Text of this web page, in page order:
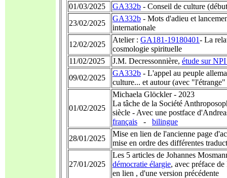
01/03/2025
GA332b - Conseil de culture
23/02/2025
GA332b - Mots d'adieu et
internationale
12/02/2025
Atelier : GA181-19180401- La
cosmologie spirituelle
11/02/2025
J.M. Decressonnière, étude sur
09/02/2025
GA332b - L'appel au peuple
culture... et autour (avec
01/02/2025
Michaela Glöckler - 2023
La tâche de la Société
siècle - Avec une postface
français - bilingue
28/01/2025
Mise en lien de l'ancienne page
mise en ordre des différentes
27/01/2025
Les 5 articles de Johannes
démocratie élargie, avec préface
en lien , d'une version précédente